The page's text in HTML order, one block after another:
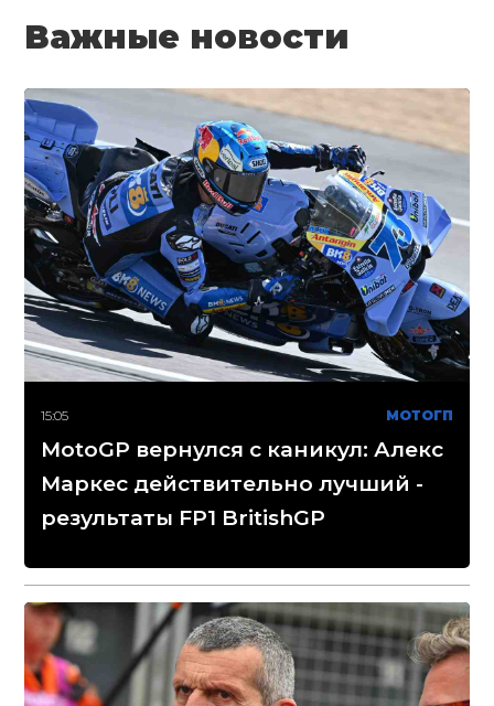
Важные новости
15:05 МОТОГП
MotoGP вернулся с каникул: Алекс
Маркес действительно лучший -
результаты FP1 BritishGP